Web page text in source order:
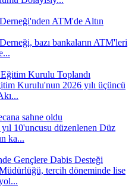
ATM'de Altın
bazı bankaların ATM'leri
Kurulu Toplandı
Kurulu'nun 2026 yılı üçüncü
sahne oldu
10'uncusu düzenlenen Düz
ka...
Gençlere Dabis Desteği
tercih döneminde lise